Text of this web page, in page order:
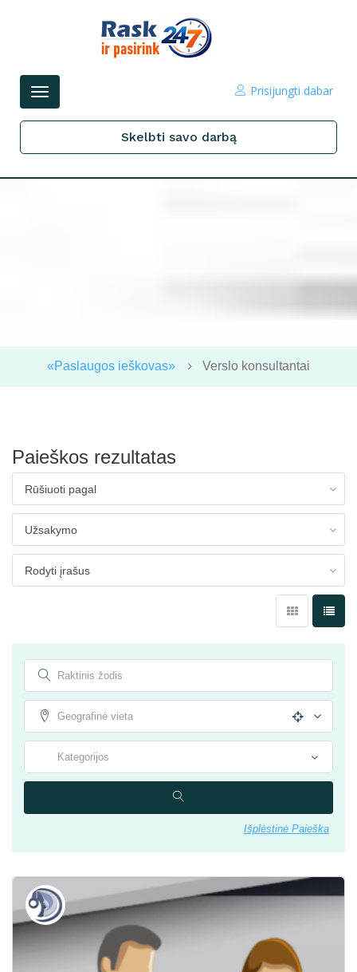
Perjungti
Prisijungti dabar
Skelbti savo darbą
«Paslaugos ieškovas» Verslo konsultantai
Paieškos rezultatas
Išplėstinė Paieška